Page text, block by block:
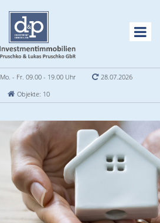
Mo. - Fr. 09.00 - 19.00 Uhr
28.07.2026
Objekte: 10